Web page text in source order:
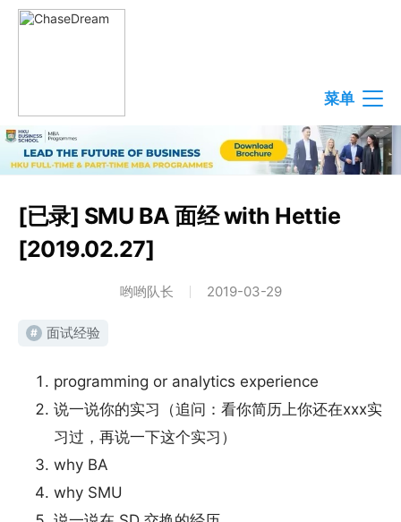
菜单
[已录] SMU BA 面经 with Hettie
[2019.02.27]
哟哟队长 2019-03-29
# 面试经验
programming or analytics experience
说一说你的实习（追问：看你简历上你还在xxx实
习过，再说一下这个实习）
why BA
why SMU